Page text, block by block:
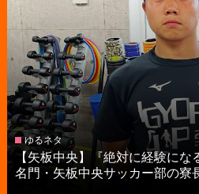
ゆるネタ
【矢板中央】『絶対に経験に
名門・矢板中央サッカー部の寮